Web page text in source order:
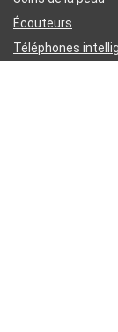
Écouteurs
Téléphones